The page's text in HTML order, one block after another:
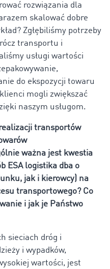
rozwiązania dla
skalować dobre
Zgłębiliśmy potrzeby
transportu i
usługi wartości
do ekspozycji towaru
mogli zwiększać
naszym usługom.
realizacji transportów
ważna jest kwestia
ESA logistika dba o
jak i kierowcy) na
transportowego? Co
i jak je Państwo
sieciach dróg i
i wypadków,
wartości, jest